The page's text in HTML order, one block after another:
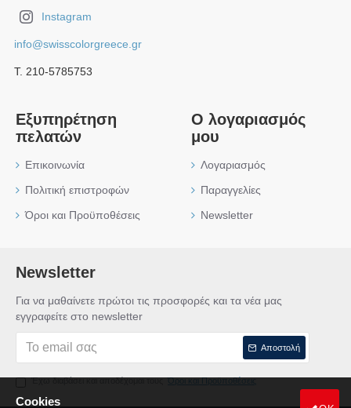
Instagram
info@swisscolorgreece.gr
Τ. 210-5785753
Εξυπηρέτηση
πελατών
Επικοινωνία
Πολιτική επιστροφών
Όροι και Προϋποθέσεις
Ο λογαριασμός
μου
Λογαριασμός
Παραγγελίες
Newsletter
Newsletter
Για να μαθαίνετε πρώτοι τις προσφορές και τα νέα μας
εγγραφείτε στο newsletter
Αποστολή
Έχω διαβάσει και αποδέχομαι τους Όροι και Προϋποθέσεις
Cookies